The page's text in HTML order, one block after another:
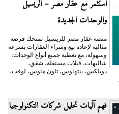
استثمر مع عقار مصر – الريسيل
والوحدات الجديدة
منصة عقار مصر للريسيل تمنحك فرصة
مثالية لإعادة بيع وشراء العقارات بسرعة
وسهولة، مع تغطية جميع أنواع الوحدات:
شاليهات، فيلات مستقلة، شقق،
دوبلكس، بنتهاوس، تاون هاوس، لوفت،
فهم آليات تحليل شركات التكنولوجيا